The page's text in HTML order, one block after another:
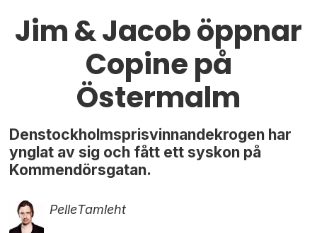
Jim & Jacob öppnar
Copine på
Östermalm
Denstockholmsprisvinnandekrogen har
ynglat av sig och fått ett syskon på
Kommendörsgatan.
PelleTamleht